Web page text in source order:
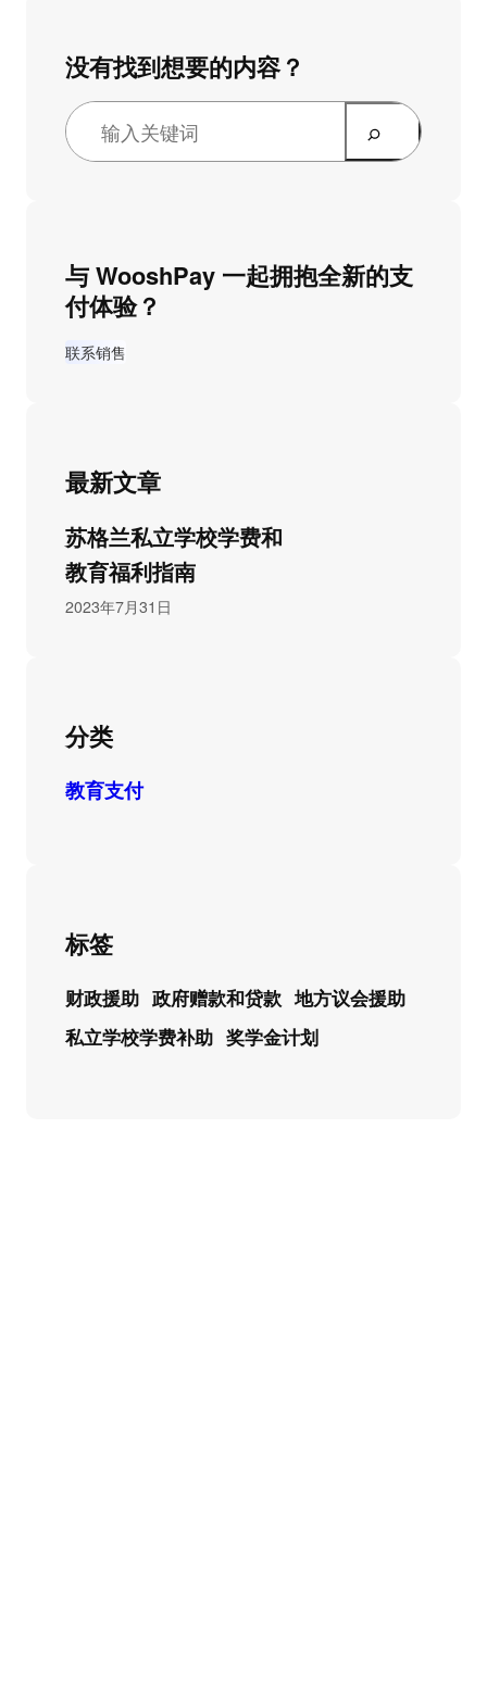
没有找到想要的内容？
与 WooshPay 一起拥抱全新的支
付体验？
联系销售
最新文章
苏格兰私立学校学费和
教育福利指南
2023年7月31日
分类
教育支付
标签
财政援助 政府赠款和贷款 地方议会援助
私立学校学费补助 奖学金计划